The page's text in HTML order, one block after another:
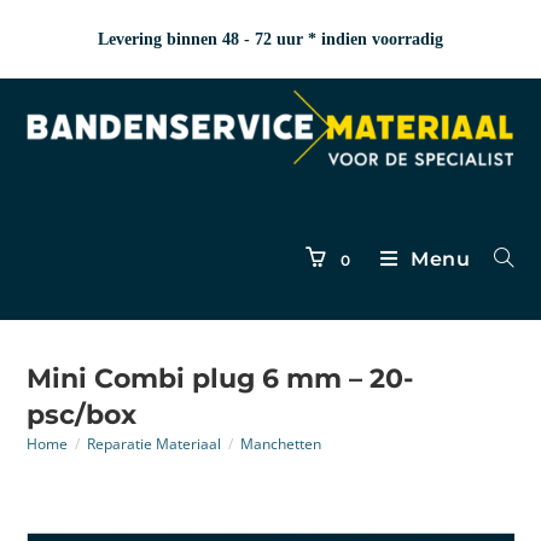
Levering binnen 48 - 72 uur * indien voorradig
0 Menu
Mini Combi plug 6 mm – 20-
psc/box
Home / Reparatie Materiaal / Manchetten